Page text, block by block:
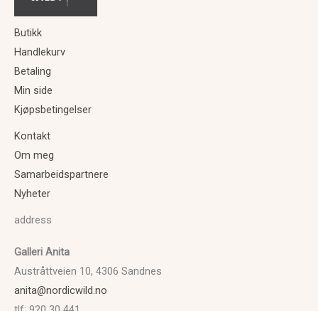
Butikk
Handlekurv
Betaling
Min side
Kjøpsbetingelser
Kontakt
Om meg
Samarbeidspartnere
Nyheter
address
Galleri Anita
Austråttveien 10, 4306 Sandnes
anita@nordicwild.no